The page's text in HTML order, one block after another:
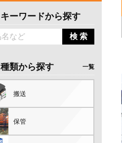
キーワードから探す
検 索
種類から探す 一覧
搬送
保管